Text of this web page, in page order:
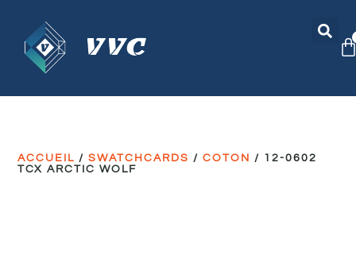
ACCUEIL /SWATCHCARDS /COTON / 12-0602
TCX ARCTIC WOLF